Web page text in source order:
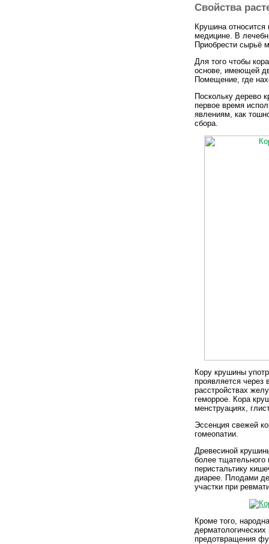
Свойства
Крушина
медицине. В
Приобрести сырьё
Для того чтобы
основе, имеющей
Помещение, где
Поскольку дерево
первое время
явлениям, как
сбора.
Кору крушины
проявляется через
расстройствах
геморрое. Кора
менструациях,
Эссенция свежей
гомеопатии.
Древесиной
более
перистальтику
диарее. Плодами
участки при
Кроме того,
предотвращения